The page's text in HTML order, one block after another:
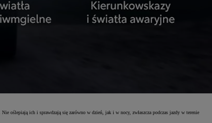
oślepiają ich i sprawdzają się zarówno w dzień, jak i w nocy, zwłaszcza podczas jazdy w terenie